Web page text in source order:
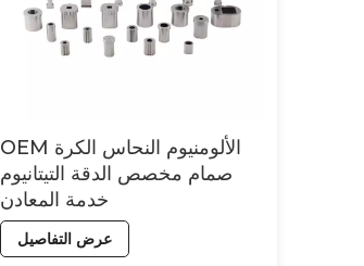
OEM الألومنيوم النحاس الكرة
صمام مخصص الدقة التيتانيوم
خدمة المعادن
عرض التفاصيل